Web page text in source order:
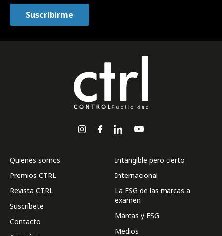
Quienes somos
Premios CTRL
Revista CTRL
Suscríbete
Contacto
Intangible pero cierto
Internacional
La ESG de las marcas a
examen
Marcas y ESG
Medios